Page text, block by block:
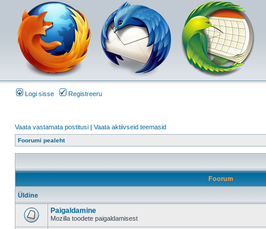
Logi sisse Registreeru
Vaata vastamata postitusi | Vaata aktiivseid teemasid
Foorumi pealeht
Foorum
Üldine
Paigaldamine
Mozilla toodete paigaldamisest